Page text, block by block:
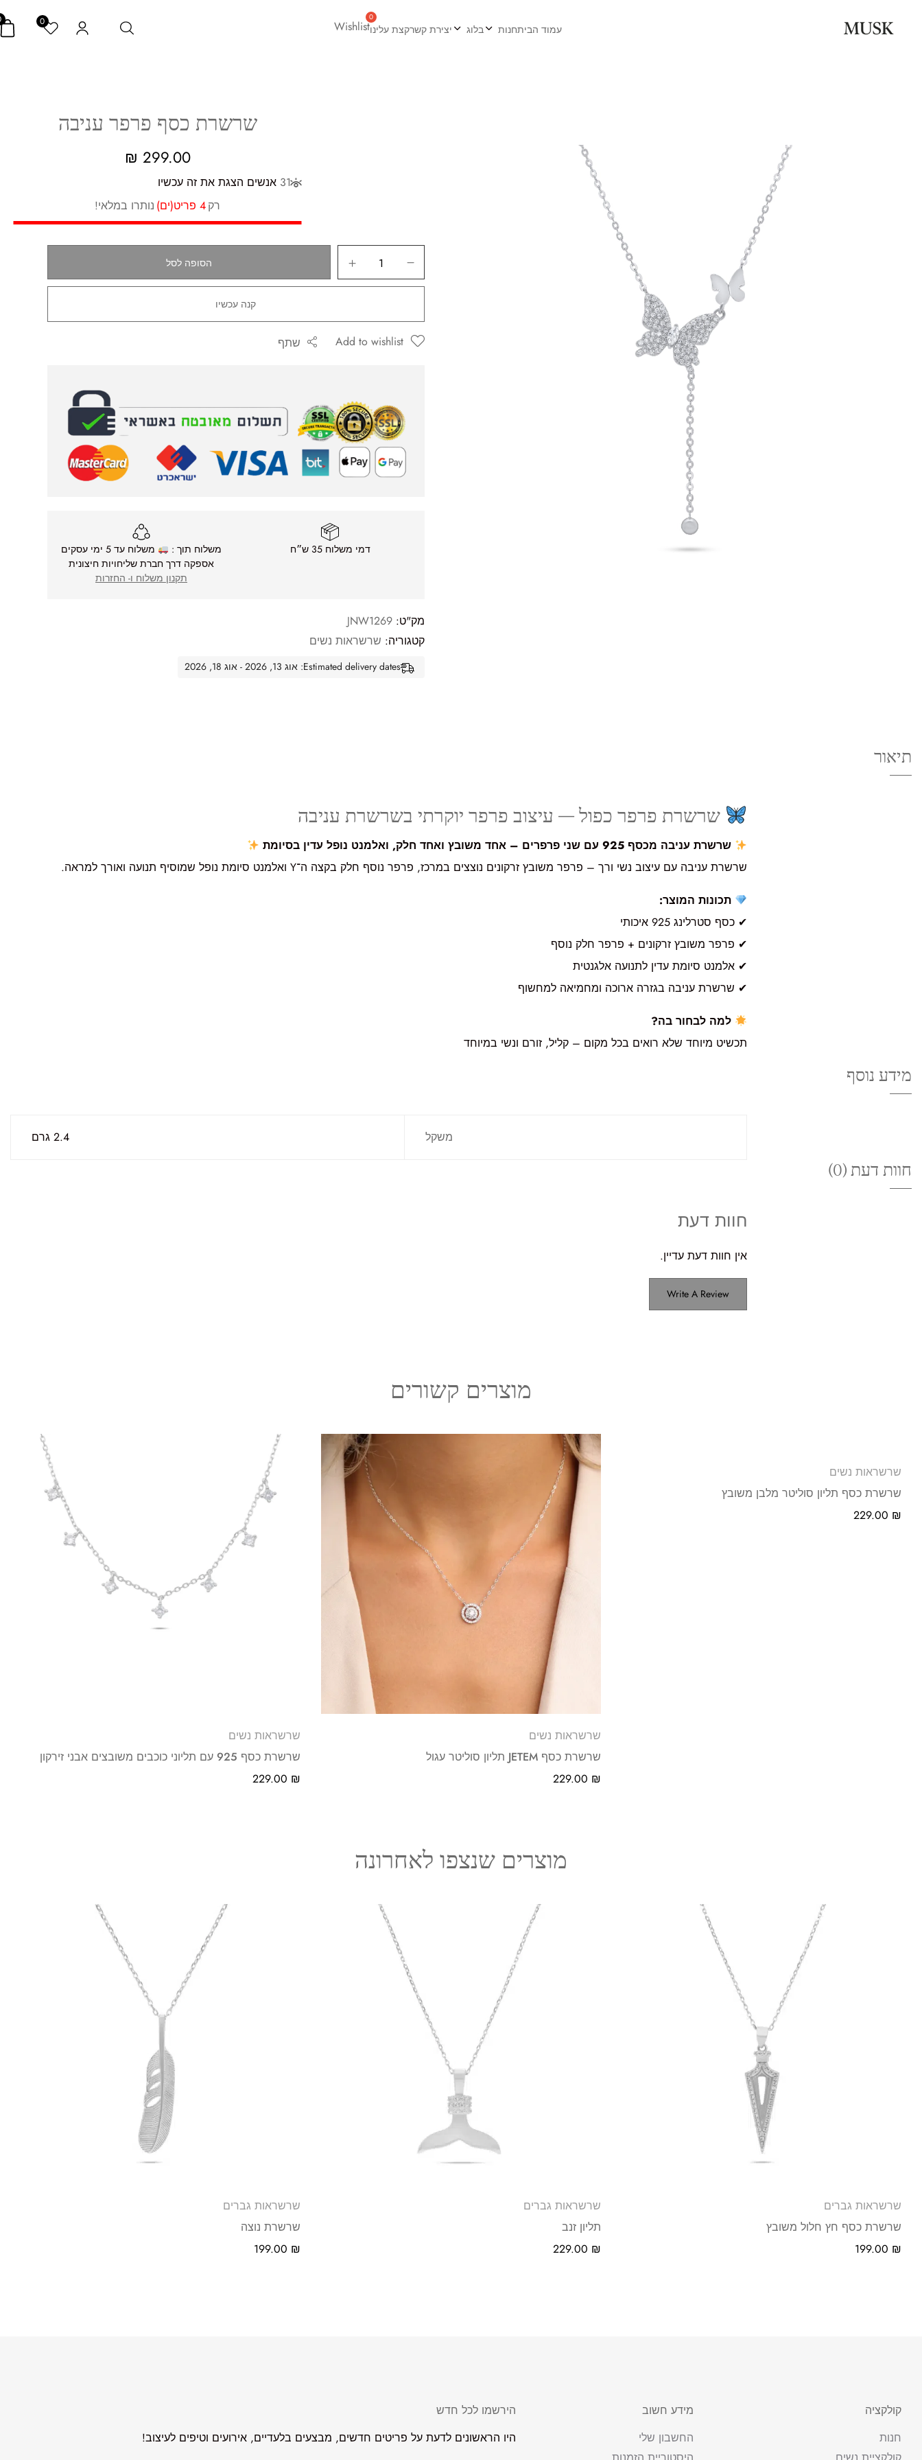
עמוד הביתחנות בלוג יצירת קשרקצת עלינוWishlist
0
שרשרת כסף פרפר עניבה
299.00
₪
31 אנשים הצגת את זה עכשיו
רק4 פריט(ים) נותרו במלאי!
הסופה לסל
קנה עכשיו
Add to wishlist שתף
דמי משלוח 35 ש״ח משלוח תוך :
משלוח עד 5 ימי עסקים
אספקה דרך חברת שליחויות חיצונית
תקנון משלוח ו- החזרות
מק"ט:JNW1269
קטגוריה: שרשראות נשים
Estimated delivery dates: אוג 13, 2026 - אוג 18, 2026
תיאור
שרשרת פרפר כפול – עיצוב פרפר יוקרתי בשרשרת עניבה
שרשרת עניבה מכסף 925 עם שני פרפרים – אחד משובץ ואחד חלק, ואלמנט נופל עדין בסיומת
שרשרת עניבה עם עיצוב נשי ורך – פרפר משובץ זרקונים נוצצים במרכז, פרפר נוסף חלק בקצה ה־Y ואלמנט סיומת נופל שמוסיף תנועה ואורך למראה.
תכונות המוצר:
✔ כסף סטרלינג 925 איכותי
✔ פרפר משובץ זרקונים + פרפר חלק נוסף
✔ אלמנט סיומת עדין לתנועה אלגנטית
✔ שרשרת עניבה בגזרה ארוכה ומחמיאה למחשוף
למה לבחור בה?
תכשיט מיוחד שלא רואים בכל מקום – קליל, זורם ונשי במיוחד
מידע נוסף
משקל 2.4 גרם
חוות דעת (0)
חוות דעת
אין חוות דעת עדיין.
Write A Review
שמור בדפדפן זה את השם, האימייל והאתר שלי לפעם הבאה שאגיב.
מוצרים קשורים
שרשראות נשים
שרשרת כסף תליון סוליטר מלבן משובץ
229.00 ₪
שרשראות נשים
שרשרת כסף JETEM תליון סוליטר עגול
229.00 ₪
שרשראות נשים
שרשרת כסף 925 עם תליוני כוכבים משובצים אבני זירקון
229.00 ₪
מוצרים שנצפו לאחרונה
שרשראות גברים
שרשרת כסף חץ חלול משובץ
199.00 ₪
שרשראות גברים
תליון זנב
229.00 ₪
שרשראות גברים
שרשרת נוצה
199.00 ₪
קולקציה
חנות
מידע חשוב
החשבון שלי
הירשמו לכל חדש
היו הראשונים לדעת על פריטים חדשים, מבצעים בלעדיים, אירועים וטיפים לעיצוב!